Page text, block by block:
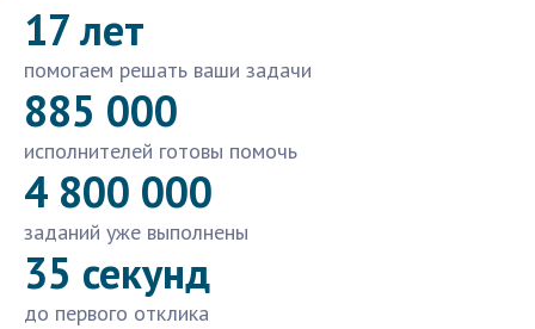
17 лет
помогаем решать ваши задачи
885 000
исполнителей готовы помочь
4 800 000
заданий уже выполнены
35 секунд
до первого отклика